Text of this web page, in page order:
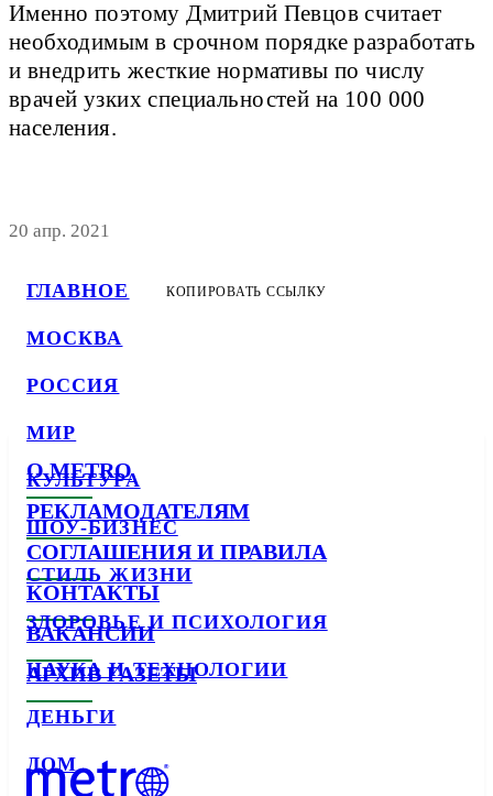
ГЛАВНОЕ
МОСКВА
РОССИЯ
МИР
КУЛЬТУРА
ШОУ-БИЗНЕС
СТИЛЬ ЖИЗНИ
ЗДОРОВЬЕ И ПСИХОЛОГИЯ
НАУКА И ТЕХНОЛОГИИ
ДЕНЬГИ
ДОМ
Именно поэтому Дмитрий Певцов считает
необходимым в срочном порядке разработать
и внедрить жесткие нормативы по числу
врачей узких специальностей на 100 000
населения.
20 апр. 2021
КОПИРОВАТЬ ССЫЛКУ
О METRO
РЕКЛАМОДАТЕЛЯМ
СОГЛАШЕНИЯ И ПРАВИЛА
КОНТАКТЫ
ВАКАНСИИ
АРХИВ ГАЗЕТЫ